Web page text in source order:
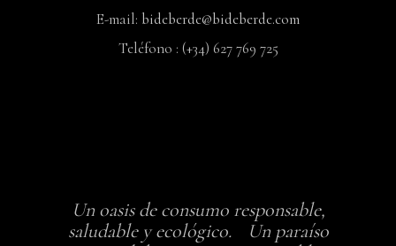
E-mail: bideberde@bideberde.com
Teléfono : (+34) 627 769 725
Un oasis de consumo responsable,
saludable y ecológico. Un paraíso